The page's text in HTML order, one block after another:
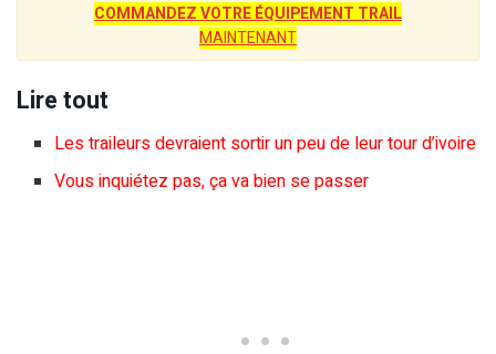
COMMANDEZ VOTRE ÉQUIPEMENT TRAIL
MAINTENANT
Lire tout
Les traileurs devraient sortir un peu de leur tour d’ivoire
Vous inquiétez pas, ça va bien se passer